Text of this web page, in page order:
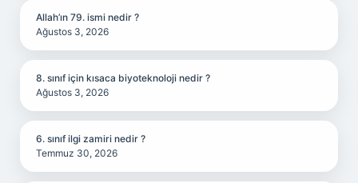
Allah’ın 79. ismi nedir ?
Ağustos 3, 2026
8. sınıf için kısaca biyoteknoloji nedir ?
Ağustos 3, 2026
6. sınıf ilgi zamiri nedir ?
Temmuz 30, 2026